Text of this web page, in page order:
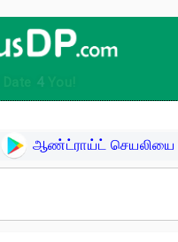
4You!
ஆண்ட்ராய்ட் செயலியை